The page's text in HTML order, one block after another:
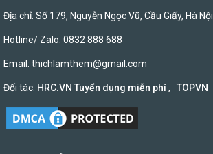
Địa chỉ: Số 179, Nguyễn Ngọc Vũ, Cầu Giấy, Hà Nội
Hotline/ Zalo: 0832 888 688
Email: thichlamthem@gmail.com
Đối tác: HRC.VN Tuyển dụng miễn phí, TOPVN